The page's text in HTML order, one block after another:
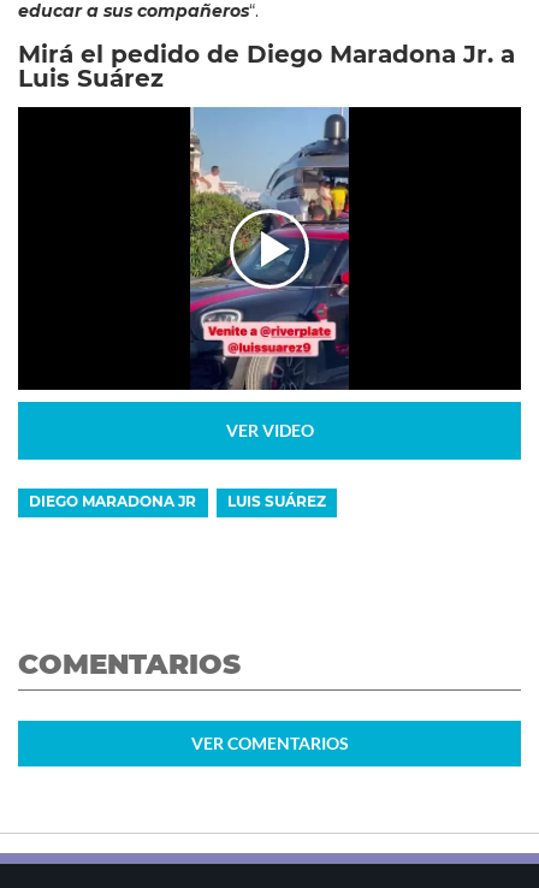
educar a sus compañeros“.
Mirá el pedido de Diego Maradona Jr. a
Luis Suárez
VER VIDEO
DIEGO MARADONA JR LUIS SUÁREZ
COMENTARIOS
VER COMENTARIOS